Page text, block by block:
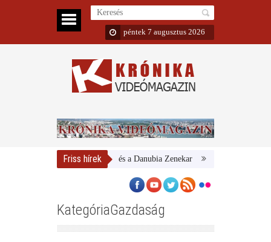
péntek 7 augusztus 2026
Friss hírek
Magyar Nemzeti Galéria és a Danubia Zenekar Bemutatta 2024/25-ös
KategóriaGazdaság